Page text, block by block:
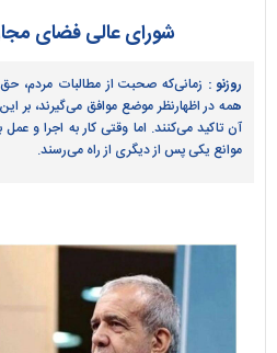
شورای عالی فضای
روزنو : زمانی‌که صحبت از مطالبات مردم،
همه در اظهارنظر موضع موافق می‌گیرند، بر
آن تاکید می‌کنند. اما وقتی کار به اجرا و
موانع یکی پس از دیگری از راه می‌رسند.